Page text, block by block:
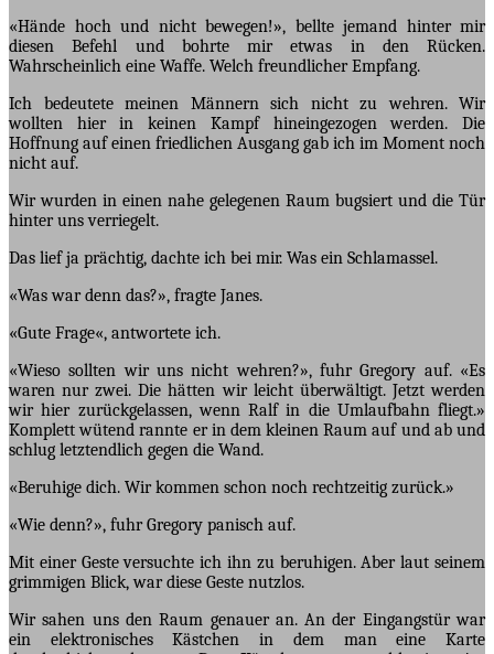
«Hände hoch und nicht bewegen!», bellte jemand hinter mir
diesen Befehl und bohrte mir etwas in den Rücken.
Wahrscheinlich eine Waffe. Welch freundlicher Empfang.
Ich bedeutete meinen Männern sich nicht zu wehren. Wir
wollten hier in keinen Kampf hineingezogen werden. Die
Hoffnung auf einen friedlichen Ausgang gab ich im Moment noch
nicht auf.
Wir wurden in einen nahe gelegenen Raum bugsiert und die Tür
hinter uns verriegelt.
Das lief ja prächtig, dachte ich bei mir. Was ein Schlamassel.
«Was war denn das?», fragte Janes.
«Gute Frage«, antwortete ich.
«Wieso sollten wir uns nicht wehren?», fuhr Gregory auf. «Es
waren nur zwei. Die hätten wir leicht überwältigt. Jetzt werden
wir hier zurückgelassen, wenn Ralf in die Umlaufbahn fliegt.»
Komplett wütend rannte er in dem kleinen Raum auf und ab und
schlug letztendlich gegen die Wand.
«Beruhige dich. Wir kommen schon noch rechtzeitig zurück.»
«Wie denn?», fuhr Gregory panisch auf.
Mit einer Geste versuchte ich ihn zu beruhigen. Aber laut seinem
grimmigen Blick, war diese Geste nutzlos.
Wir sahen uns den Raum genauer an. An der Eingangstür war
ein elektronisches Kästchen in dem man eine Karte